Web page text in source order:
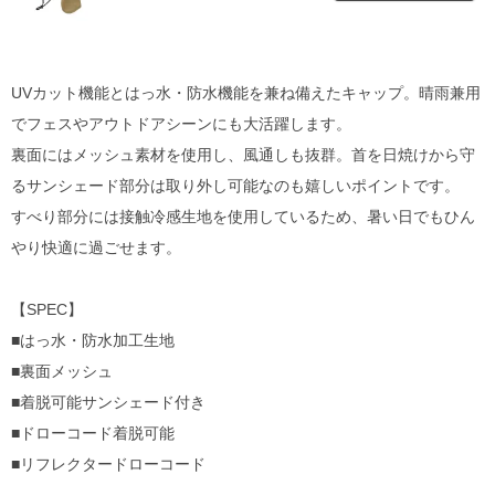
UVカット機能とはっ水・防水機能を兼ね備えたキャップ。晴雨兼用
でフェスやアウトドアシーンにも大活躍します。
裏面にはメッシュ素材を使用し、風通しも抜群。首を日焼けから守
るサンシェード部分は取り外し可能なのも嬉しいポイントです。
すべり部分には接触冷感生地を使用しているため、暑い日でもひん
やり快適に過ごせます。
【SPEC】
■はっ水・防水加工生地
■裏面メッシュ
■着脱可能サンシェード付き
■ドローコード着脱可能
■リフレクタードローコード